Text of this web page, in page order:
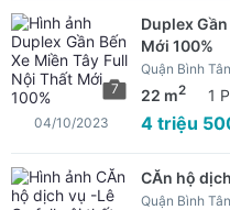
7
Duplex
Mới 100%
Quận Bình
22 m2 1
4 triệu
04/10/2023
CĂn hộ
Quận Bình